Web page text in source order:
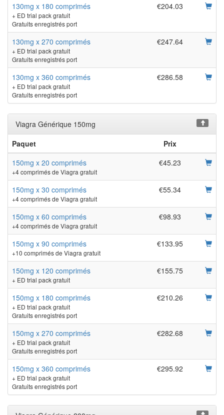
130mg x 180 comprimés
+ ED trial pack gratuit
Gratuits enregistrés port
€204.03
130mg x 270 comprimés
+ ED trial pack gratuit
Gratuits enregistrés port
€247.64
130mg x 360 comprimés
+ ED trial pack gratuit
Gratuits enregistrés port
€286.58
Viagra Générique 150mg
Paquet
Prix
150mg x 20 comprimés
+4 comprimés de Viagra gratuit
€45.23
150mg x 30 comprimés
+4 comprimés de Viagra gratuit
€55.34
150mg x 60 comprimés
+4 comprimés de Viagra gratuit
€98.93
150mg x 90 comprimés
+10 comprimés de Viagra gratuit
€133.95
150mg x 120 comprimés
+ ED trial pack gratuit
€155.75
150mg x 180 comprimés
+ ED trial pack gratuit
Gratuits enregistrés port
€210.26
150mg x 270 comprimés
+ ED trial pack gratuit
Gratuits enregistrés port
€282.68
150mg x 360 comprimés
+ ED trial pack gratuit
Gratuits enregistrés port
€295.92